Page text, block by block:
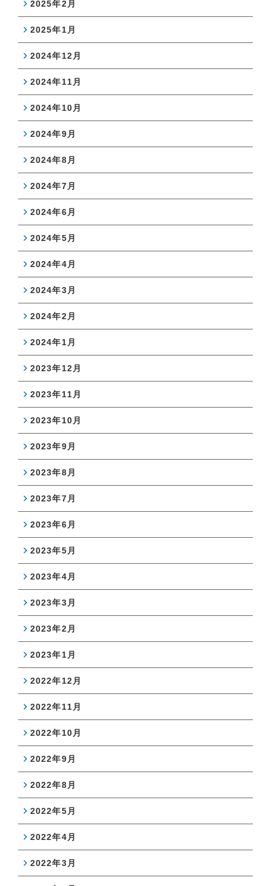
2025年2月
2025年1月
2024年12月
2024年11月
2024年10月
2024年9月
2024年8月
2024年7月
2024年6月
2024年5月
2024年4月
2024年3月
2024年2月
2024年1月
2023年12月
2023年11月
2023年10月
2023年9月
2023年8月
2023年7月
2023年6月
2023年5月
2023年4月
2023年3月
2023年2月
2023年1月
2022年12月
2022年11月
2022年10月
2022年9月
2022年8月
2022年5月
2022年4月
2022年3月